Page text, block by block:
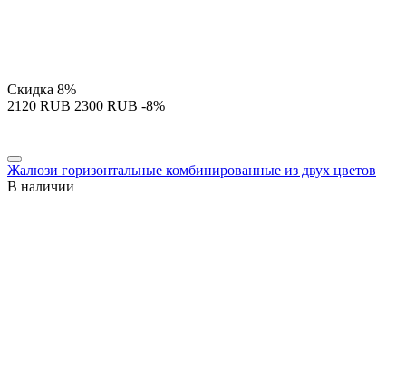
Скидка 8%
‍2120‍ RUB ‍2300‍ RUB -8%
Жалюзи горизонтальные комбинированные из двух цветов
В наличии